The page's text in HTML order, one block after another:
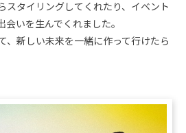
スタイリングしてくれたり、イベント
会いを生んでくれました。
、新しい未来を一緒に作って行けたら